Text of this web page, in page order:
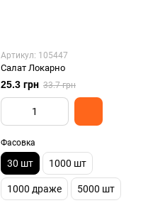
Артикул: 105447
Салат Локарно
25.3 грн 33.7 грн
Фасовка
30 шт 1000 шт
1000 драже 5000 шт